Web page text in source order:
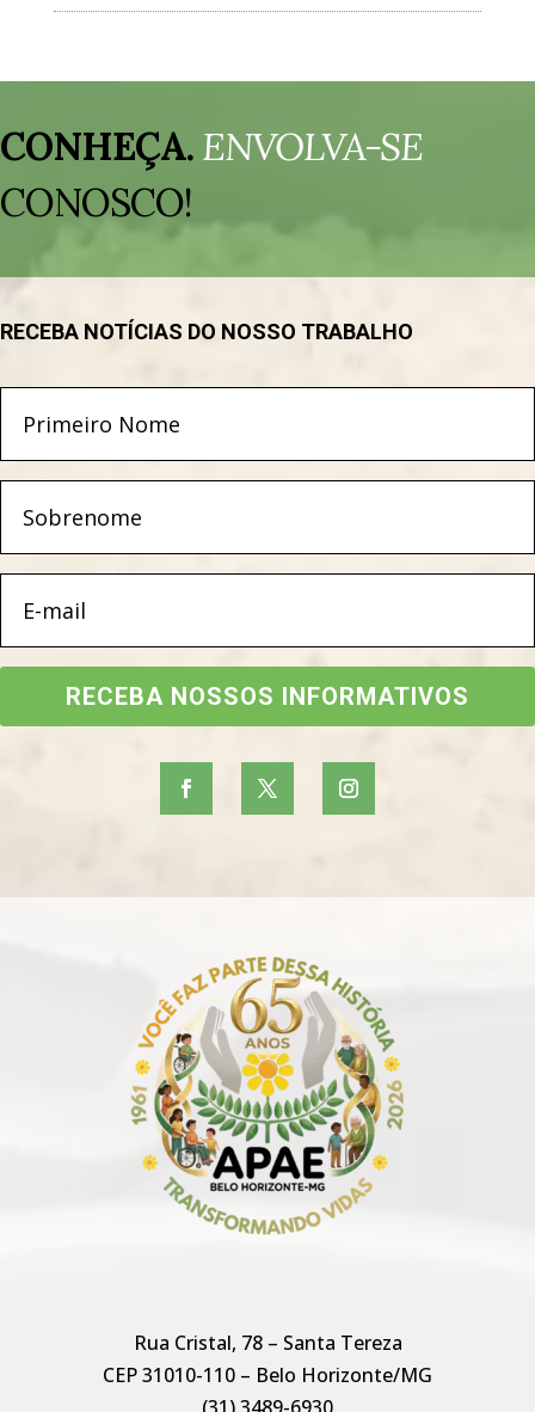
de
vídeo
CONHEÇA.ENVOLVA-SE
CONOSCO!
RECEBA NOTÍCIAS DO NOSSO TRABALHO
RECEBA NOSSOS INFORMATIVOS
Rua Cristal, 78 – Santa Tereza
CEP 31010-110 – Belo Horizonte/MG